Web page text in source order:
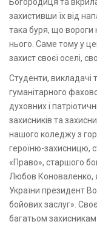
захистивши їх від
така буря, що вороги
нього. Саме тому у
захист своєї оселі,
Студенти, викладачі
гуманітарного
духовних і
захисників та
нашого коледжу з
героїню-захисницю,
«Право», старшого
Любов Коноваленко,
України президент
бойових заслуг».
багатьом